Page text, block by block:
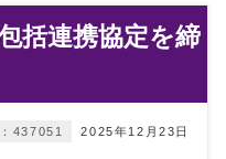
括連携協定を締
2025年12月23日
437051